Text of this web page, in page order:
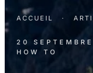
ACCUEIL ·
20
HOW TO